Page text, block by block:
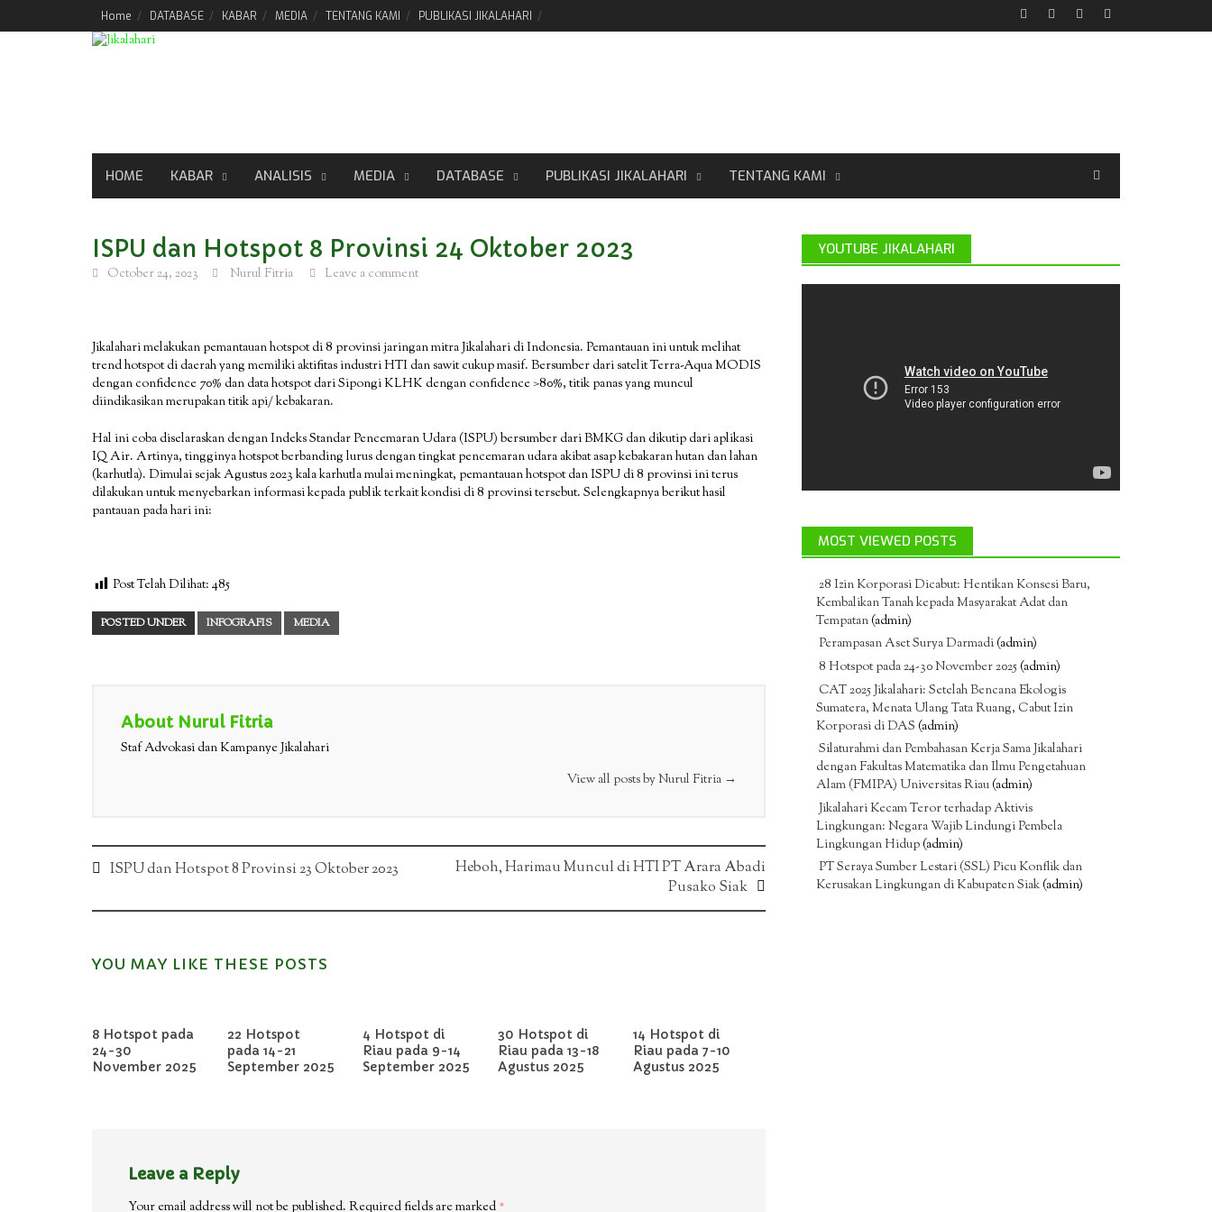
Home DATABASE KABAR MEDIA TENTANG KAMI PUBLIKASI JIKALAHARI
HOME KABAR ANALISIS MEDIA DATABASE PUBLIKASI JIKALAHARI TENTANG KAMI
ISPU dan Hotspot 8 Provinsi 24 Oktober 2023
October 24, 2023 Nurul Fitria Leave a comment
Jikalahari melakukan pemantauan hotspot di 8 provinsi jaringan mitra Jikalahari di Indonesia. Pemantauan ini untuk melihat
trend hotspot di daerah yang memiliki aktifitas industri HTI dan sawit cukup masif. Bersumber dari satelit Terra-Aqua MODIS
dengan confidence 70% dan data hotspot dari Sipongi KLHK dengan confidence >80%, titik panas yang muncul
diindikasikan merupakan titik api/ kebakaran.
Hal ini coba diselaraskan dengan Indeks Standar Pencemaran Udara (ISPU) bersumber dari BMKG dan dikutip dari aplikasi
IQ Air. Artinya, tingginya hotspot berbanding lurus dengan tingkat pencemaran udara akibat asap kebakaran hutan dan lahan
(karhutla). Dimulai sejak Agustus 2023 kala karhutla mulai meningkat, pemantauan hotspot dan ISPU di 8 provinsi ini terus
dilakukan untuk menyebarkan informasi kepada publik terkait kondisi di 8 provinsi tersebut. Selengkapnya berikut hasil
pantauan pada hari ini:
Post Telah Dilihat: 485
POSTED UNDER INFOGRAFIS MEDIA
About Nurul Fitria
Staf Advokasi dan Kampanye Jikalahari
View all posts by Nurul Fitria →
Post
ISPU dan Hotspot 8 Provinsi 23 Oktober 2023
Heboh, Harimau Muncul di HTI PT Arara Abadi
Pusako Siak
YOU MAY LIKE THESE POSTS
8 Hotspot pada
24-30
November 2025
22 Hotspot
pada 14-21
September 2025
4 Hotspot di
Riau pada 9-14
September 2025
30 Hotspot di
Riau pada 13-18
Agustus 2025
14 Hotspot di
Riau pada 7-10
Agustus 2025
Leave a Reply
Your email address will not be published. Required fields are marked *
YOUTUBE JIKALAHARI
MOST VIEWED POSTS
28 Izin Korporasi Dicabut: Hentikan Konsesi Baru,
Kembalikan Tanah kepada Masyarakat Adat dan
Tempatan(admin)
Perampasan Aset Surya Darmadi(admin)
8 Hotspot pada 24-30 November 2025(admin)
CAT 2025 Jikalahari: Setelah Bencana Ekologis
Sumatera, Menata Ulang Tata Ruang, Cabut Izin
Korporasi di DAS (admin)
Silaturahmi dan Pembahasan Kerja Sama Jikalahari
dengan Fakultas Matematika dan Ilmu Pengetahuan
Alam (FMIPA) Universitas Riau(admin)
Jikalahari Kecam Teror terhadap Aktivis
Lingkungan: Negara Wajib Lindungi Pembela
Lingkungan Hidup(admin)
PT Seraya Sumber Lestari (SSL) Picu Konflik dan
Kerusakan Lingkungan di Kabupaten Siak(admin)